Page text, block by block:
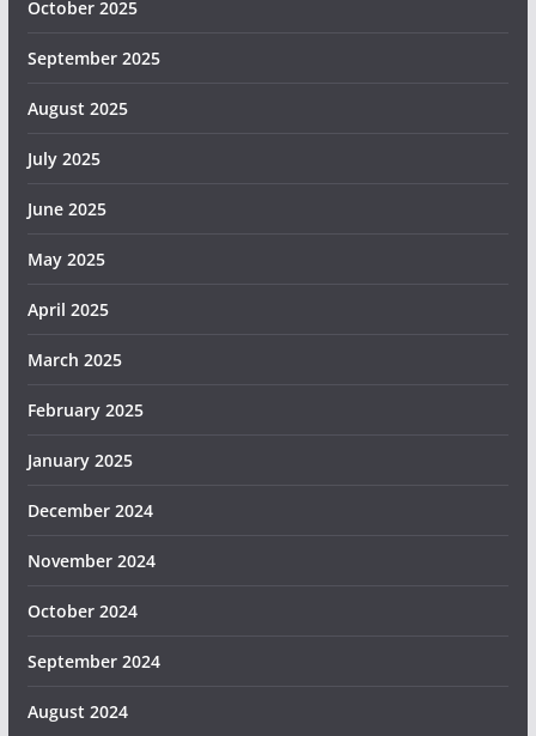
October 2025
September 2025
August 2025
July 2025
June 2025
May 2025
April 2025
March 2025
February 2025
January 2025
December 2024
November 2024
October 2024
September 2024
August 2024